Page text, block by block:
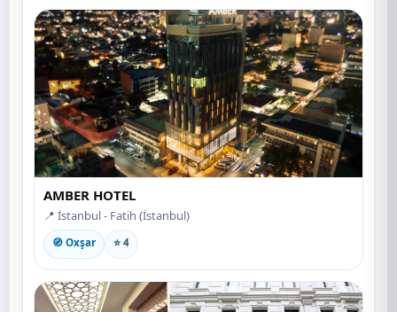
AMBER HOTEL
📍 İstanbul - Fatih (İstanbul)
🧭 Oxşar ⭐ 4